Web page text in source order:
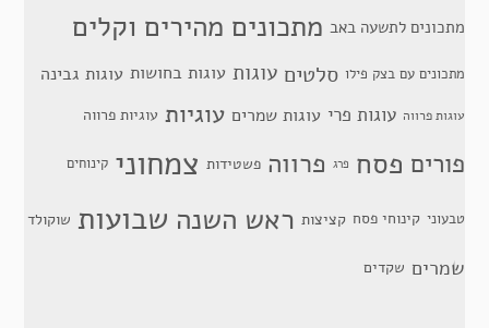
מתכונים לתשעה באב מתכונים מהירים וקלים
מתכונים עם בצק פילו סלטים עוגות עוגות בחושות עוגות גבינה
עוגות פרווה עוגות פרי עוגות שמרים עוגיות עוגיות פרווה
פורים פסח פרג פרווה פשטידות צמחוני קינוחים
טבעוני קינוחי פסח קציצות ראש השנה שבועות שוקולד
שמרים שקדים